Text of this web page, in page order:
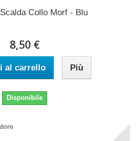
Collo Morf - Blu
8,50 €
al carrello Più
Disponibile